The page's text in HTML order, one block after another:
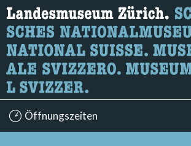
Wonach suchen Sie?
Hier können Sie nach Inhalten der Seite
Öffnungszeiten